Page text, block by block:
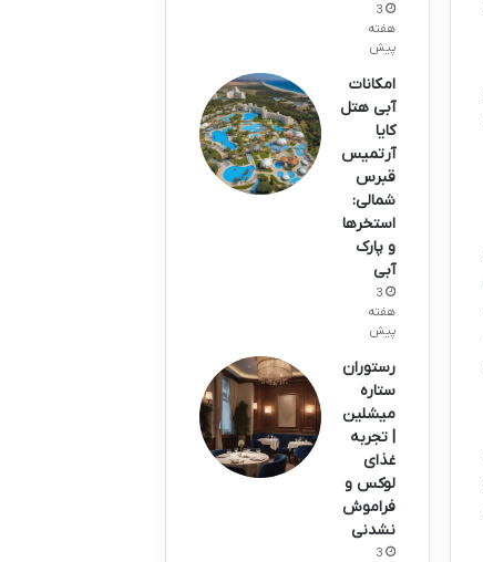
3
هفته
پیش
امکانات
آبی هتل
کایا
آرتمیس
قبرس
شمالی:
استخرها
و پارک
آبی
3
هفته
پیش
رستوران
ستاره
میشلین
| تجربه
غذای
لوکس و
فراموش
نشدنی
3